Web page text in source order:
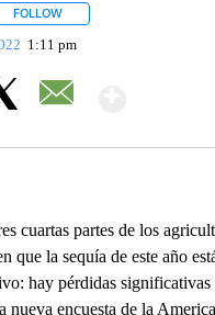
FOLLOW
1:11 pm
cuartas partes de los
que la sequía de este año
hay pérdidas significativas
nueva encuesta de la